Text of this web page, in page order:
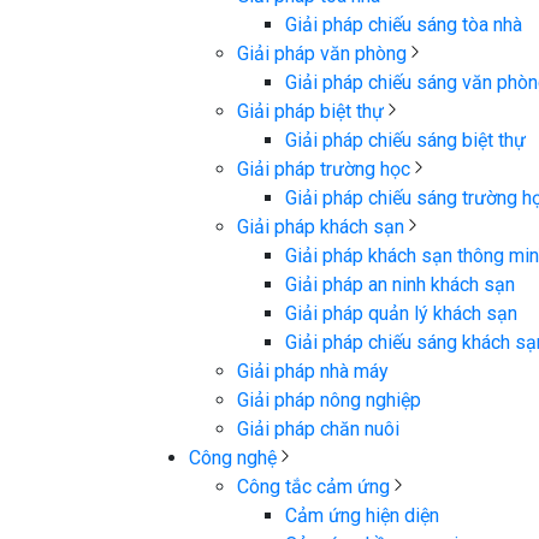
Giải pháp chiếu sáng tòa nhà
Giải pháp văn phòng
Giải pháp chiếu sáng văn
Giải pháp biệt thự
Giải pháp chiếu sáng biệt thự
Giải pháp trường học
Giải pháp chiếu sáng trường
Giải pháp khách sạn
Giải pháp khách sạn thông
Giải pháp an ninh khách sạn
Giải pháp quản lý khách sạn
Giải pháp chiếu sáng khách
Giải pháp nhà máy
Giải pháp nông nghiệp
Giải pháp chăn nuôi
Công nghệ
Công tắc cảm ứng
Cảm ứng hiện diện